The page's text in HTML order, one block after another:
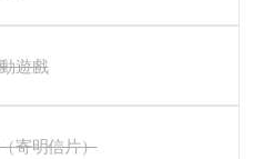
遊戲
寄明信片）